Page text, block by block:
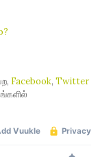
Facebook, Twitter